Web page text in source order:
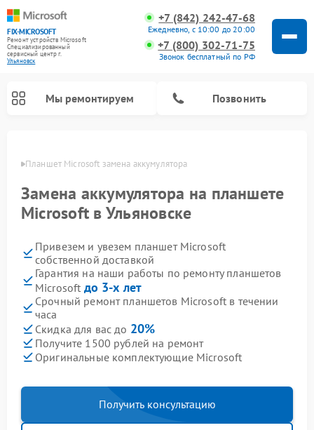
FIX-MICROSOFT
Ремонт устройств Microsoft
Специализированный
cервисный центр г.
Ульяновск
+7 (842) 242-47-68
Ежедневно, с 10:00 до 20:00
+7 (800) 302-71-75
Звонок бесплатный по РФ
Мы ремонтируем Позвонить
Планшет Microsoft замена аккумулятора
Замена аккумулятора на планшете
Microsoft в Ульяновске
Привезем и увезем планшет Microsoft
собственной доставкой
Гарантия на наши работы по ремонту планшетов
Microsoft до 3-х лет
Срочный ремонт планшетов Microsoft в течении
часа
Скидка для вас до 20%
Получите 1500 рублей на ремонт
Оригинальные комплектующие Microsoft
Получить консультацию